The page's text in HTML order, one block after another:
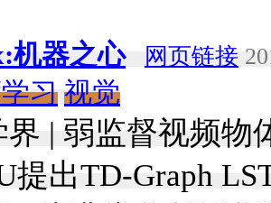
机器之心 网页链接
习 视觉
界 | 弱监督视频
提出TD-Graph